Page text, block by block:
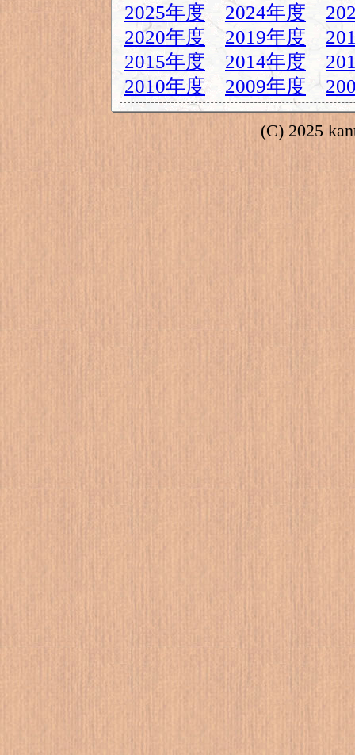
2025年度
2024年度
2020年度
2019年度
2015年度
2014年度
2010年度
2009年度
(C) 2025